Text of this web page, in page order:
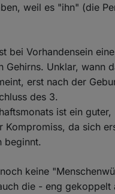
weil es "ihn" (die
bei Vorhandensein
Gehirns. Unklar, wann
erst nach der
des 3.
ist ein guter,
Kompromiss, da sich
beginnt.
keine
die - eng gekoppelt